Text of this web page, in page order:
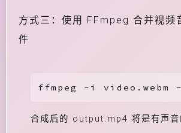
方式三：使用 FFmpeg 合并视频
件
ffmpeg -i video.webm
合成后的 output.mp4 将是有声音